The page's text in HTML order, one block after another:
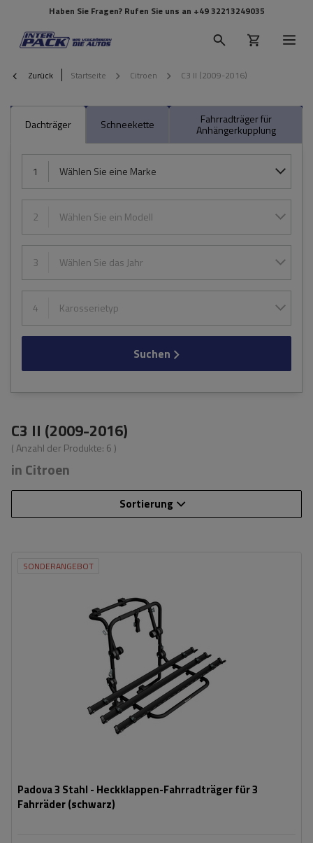
Haben Sie Fragen? Rufen Sie uns an +49 32213249035
Zurück Startseite Citroen C3 II (2009-2016)
Dachträger Schneekette Fahrradträger für
Anhängerkupplung
1 Wählen Sie eine Marke
2 Wählen Sie ein Modell
3 Wählen Sie das Jahr
4 Karosserietyp
Suchen
C3 II (2009-2016)
( Anzahl der Produkte: 6 )
in Citroen
Sortierung
SONDERANGEBOT
Padova 3 Stahl - Heckklappen-Fahrradträger für 3
Fahrräder (schwarz)
universelles Montagesystem
kompatibel mit allen Karosseriearten